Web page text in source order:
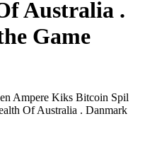
Australia .
Game
Ampere Kiks Bitcoin Spil
Of Australia . Danmark